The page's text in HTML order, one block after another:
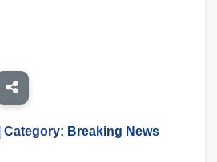
| Category: Breaking News